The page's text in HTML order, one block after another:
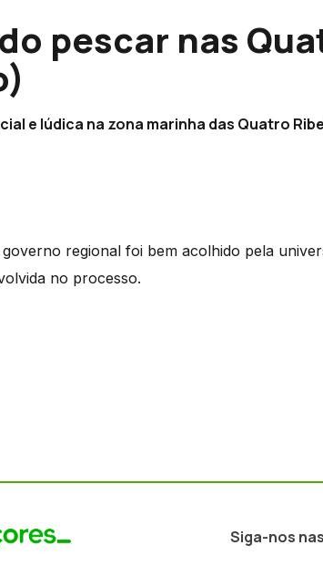
pescar nas
e lúdica na zona marinha das Quatro
regional foi bem acolhido pela
no processo.
Siga-nos